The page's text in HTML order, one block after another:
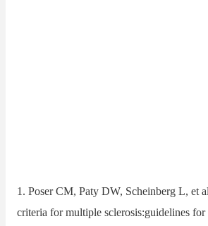
1. Poser CM, Paty DW, Scheinberg L, et
criteria for multiple sclerosis:guidelines for